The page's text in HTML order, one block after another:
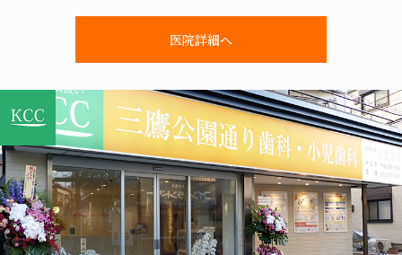
医院詳細へ